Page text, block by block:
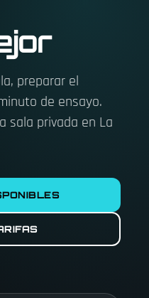
preparar el
de ensayo.
sala privada en La